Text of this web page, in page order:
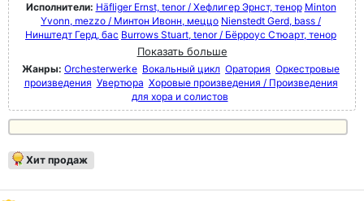
Исполнители: Häfliger Ernst, tenor / Хефлигер Эрнст, тенор Minton
Yvonn, mezzo / Минтон Ивонн, меццо Nienstedt Gerd, bass /
Нинштедт Герд, бас Burrows Stuart, tenor / Бёрроус Стюарт, тенор
Показать больше
Жанры: Orchesterwerke Вокальный цикл Оратория Оркестровые
произведения Увертюра Хоровые произведения / Произведения
для хора и солистов
Хит продаж